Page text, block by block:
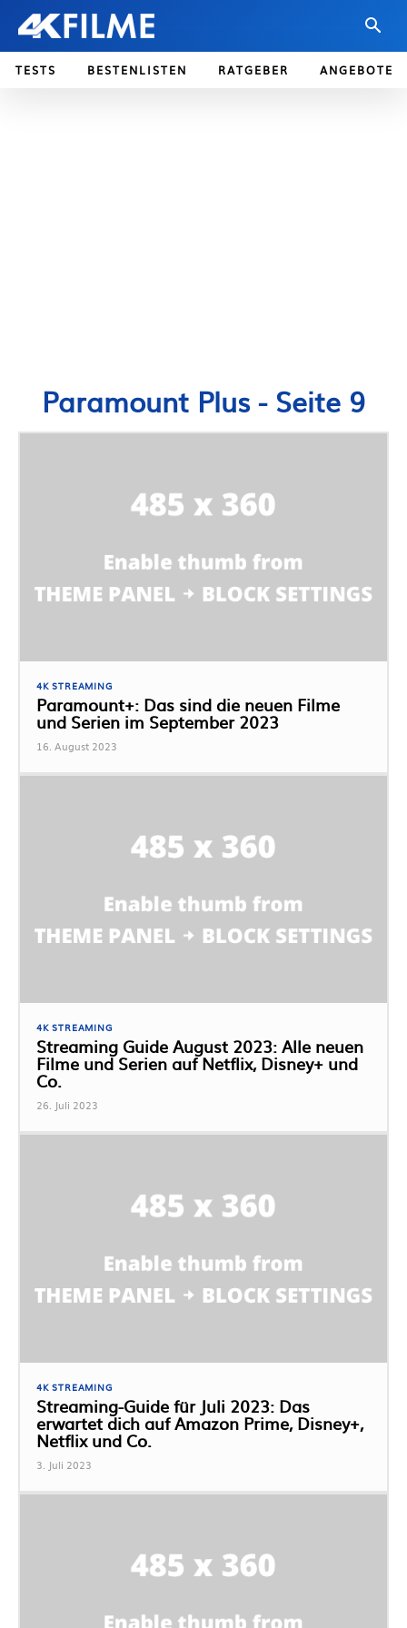
TESTS BESTENLISTEN RATGEBER ANGEBOTE
Paramount Plus- Seite 9
4K STREAMING
Paramount+: Das sind die neuen Filme
und Serien im September 2023
16. August 2023
4K STREAMING
Streaming Guide August 2023: Alle neuen
Filme und Serien auf Netflix, Disney+ und
Co.
26. Juli 2023
4K STREAMING
Streaming-Guide für Juli 2023: Das
erwartet dich auf Amazon Prime, Disney+,
Netflix und Co.
3. Juli 2023